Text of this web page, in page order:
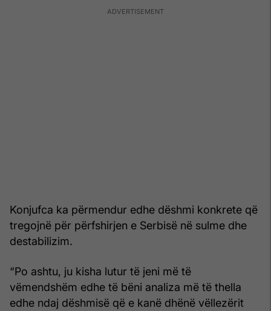
Konjufca ka përmendur edhe dëshmi konkrete që
tregojnë për përfshirjen e Serbisë në sulme dhe
destabilizim.
“Po ashtu, ju kisha lutur të jeni më të
vëmendshëm edhe të bëni analiza më të thella
edhe ndaj dëshmisë që e kanë dhënë vëllezërit